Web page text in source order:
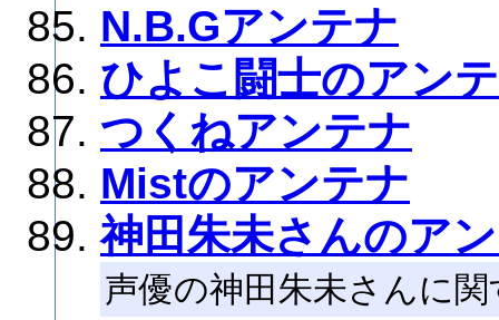
N.B.Gアンテナ
ひよこ闘士のアン
つくねアンテナ
Mistのアンテナ
神田朱未さんのア
声優の神田朱未さんに